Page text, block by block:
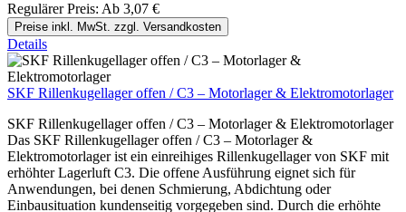
Regulärer Preis: Ab 3,07 €
Preise inkl. MwSt. zzgl. Versandkosten
Details
SKF Rillenkugellager offen / C3 – Motorlager & Elektromotorlager
SKF Rillenkugellager offen / C3 – Motorlager & Elektromotorlager
Das SKF Rillenkugellager offen / C3 – Motorlager &
Elektromotorlager ist ein einreihiges Rillenkugellager von SKF mit
erhöhter Lagerluft C3. Die offene Ausführung eignet sich für
Anwendungen, bei denen Schmierung, Abdichtung oder
Einbausituation kundenseitig vorgegeben sind. Durch die erhöhte